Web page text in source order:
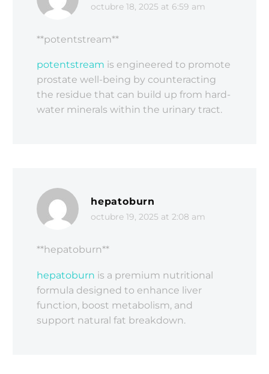
octubre 18, 2025 at 6:59 am
** potentstream**
potentstream is engineered to promote
prostate well-being by counteracting
the residue that can build up from hard-
water minerals within the urinary tract.
hepatoburn
octubre 19, 2025 at 2:08 am
** hepatoburn**
hepatoburn is a premium nutritional
formula designed to enhance liver
function, boost metabolism, and
support natural fat breakdown.